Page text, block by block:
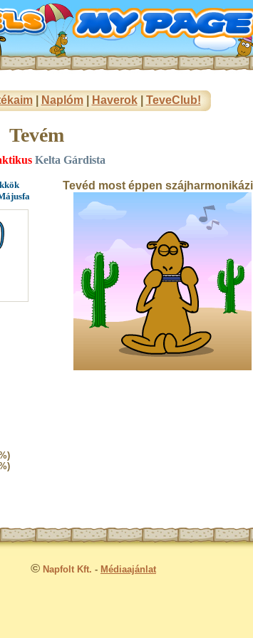
| Naplóm| Haverok| TeveClub!
Tevém
Kelta Gárdista
Tevéd most éppen
© Napfolt Kft. - Médiaajánlat